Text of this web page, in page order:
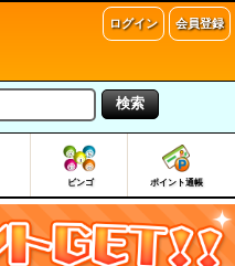
ログイン 会員登録
検索
ビンゴ ポイント通帳